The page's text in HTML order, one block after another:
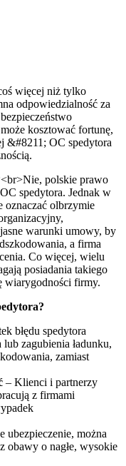
więcej niż tylko
odpowiedzialność za
kosztować fortunę,
&#8211; OC spedytora
<br>Nie, polskie prawo
spedytora. Jednak w
oznaczać olbrzymie
warunki umowy, by
a firma
Co więcej, wielu
posiadania takiego
wiarygodności firmy.
błędu spedytora
zagubienia ładunku,
zamiast
– Klienci i partnerzy
z firmami
ubezpieczenie, można
obawy o nagłe, wysokie